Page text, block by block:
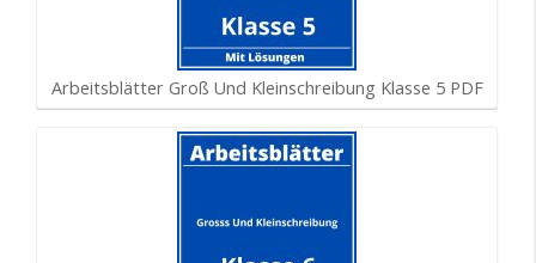
Arbeitsblätter Groß Und Kleinschreibung Klasse 5 PDF